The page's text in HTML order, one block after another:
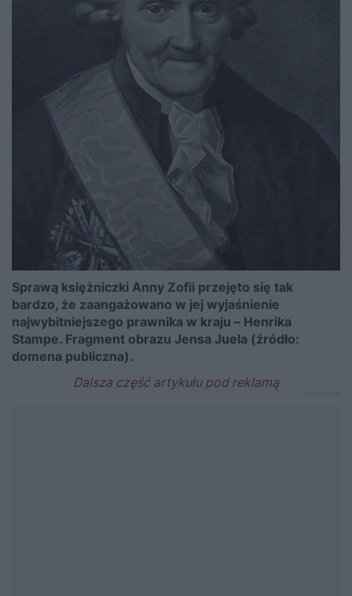
Sprawą księżniczki Anny Zofii przejęto się tak
bardzo, że zaangażowano w jej wyjaśnienie
najwybitniejszego prawnika w kraju – Henrika
Stampe. Fragment obrazu Jensa Juela (źródło:
domena publiczna).